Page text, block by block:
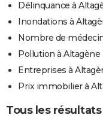
Délinquance à
Inondations à
Nombre de
Pollution à Altagène
Entreprises à
Prix immobilier à
Tous les